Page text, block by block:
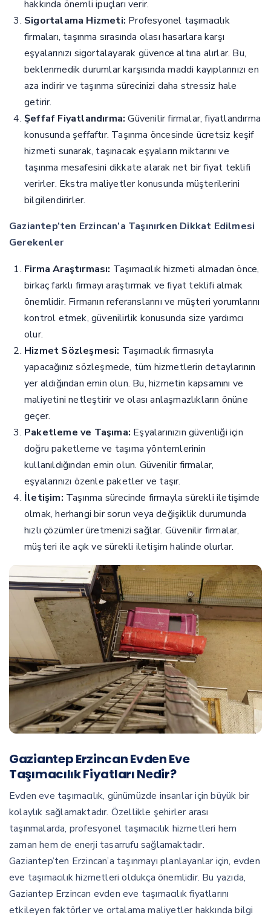
hakkında önemli ipuçları verir.
Sigortalama Hizmeti: Profesyonel taşımacılık
firmaları, taşınma sırasında olası hasarlara karşı
eşyalarınızı sigortalayarak güvence altına alırlar. Bu,
beklenmedik durumlar karşısında maddi kayıplarınızı en
aza indirir ve taşınma sürecinizi daha stressiz hale
getirir.
Şeffaf Fiyatlandırma: Güvenilir firmalar, fiyatlandırma
konusunda şeffaftır. Taşınma öncesinde ücretsiz keşif
hizmeti sunarak, taşınacak eşyaların miktarını ve
taşınma mesafesini dikkate alarak net bir fiyat teklifi
verirler. Ekstra maliyetler konusunda müşterilerini
bilgilendirirler.
Gaziantep’ten Erzincan’a Taşınırken Dikkat Edilmesi
Gerekenler
Firma Araştırması: Taşımacılık hizmeti almadan önce,
birkaç farklı firmayı araştırmak ve fiyat teklifi almak
önemlidir. Firmanın referanslarını ve müşteri yorumlarını
kontrol etmek, güvenilirlik konusunda size yardımcı
olur.
Hizmet Sözleşmesi: Taşımacılık firmasıyla
yapacağınız sözleşmede, tüm hizmetlerin detaylarının
yer aldığından emin olun. Bu, hizmetin kapsamını ve
maliyetini netleştirir ve olası anlaşmazlıkların önüne
geçer.
Paketleme ve Taşıma: Eşyalarınızın güvenliği için
doğru paketleme ve taşıma yöntemlerinin
kullanıldığından emin olun. Güvenilir firmalar,
eşyalarınızı özenle paketler ve taşır.
İletişim: Taşınma sürecinde firmayla sürekli iletişimde
olmak, herhangi bir sorun veya değişiklik durumunda
hızlı çözümler üretmenizi sağlar. Güvenilir firmalar,
müşteri ile açık ve sürekli iletişim halinde olurlar.
Gaziantep Erzincan Evden Eve
Taşımacılık Fiyatları Nedir?
Evden eve taşımacılık, günümüzde insanlar için büyük bir
kolaylık sağlamaktadır. Özellikle şehirler arası
taşınmalarda, profesyonel taşımacılık hizmetleri hem
zaman hem de enerji tasarrufu sağlamaktadır.
Gaziantep’ten Erzincan’a taşınmayı planlayanlar için, evden
eve taşımacılık hizmetleri oldukça önemlidir. Bu yazıda,
Gaziantep Erzincan evden eve taşımacılık fiyatlarını
etkileyen faktörler ve ortalama maliyetler hakkında bilgi